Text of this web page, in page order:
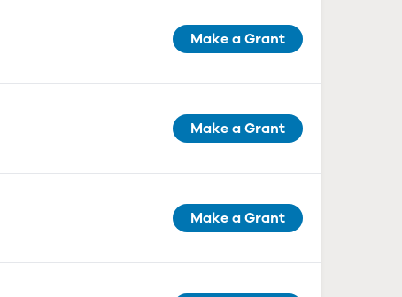
Make a Grant
Make a Grant
Make a Grant